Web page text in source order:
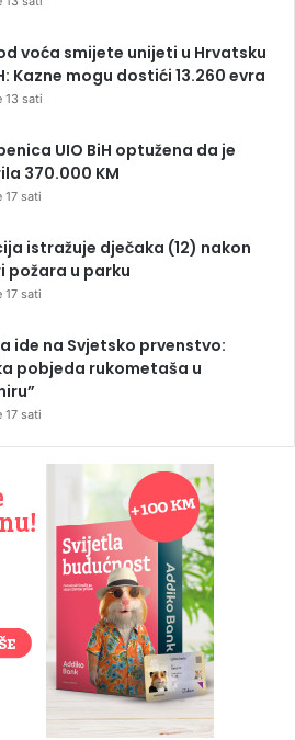
voća smijete unijeti u Hrvatsku
Kazne mogu dostići 13.260 evra
13 sati
UIO BiH optužena da je
370.000 KM
17 sati
istražuje dječaka (12) nakon
požara u parku
17 sati
ide na Svjetsko prvenstvo:
pobjeda rukometaša u
17 sati